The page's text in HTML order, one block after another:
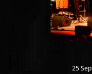
25